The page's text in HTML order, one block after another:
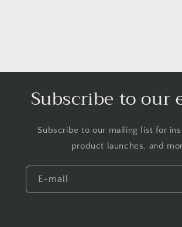
Subscribe to our
Subscribe to our mailing list for
product launches, and
E-mail